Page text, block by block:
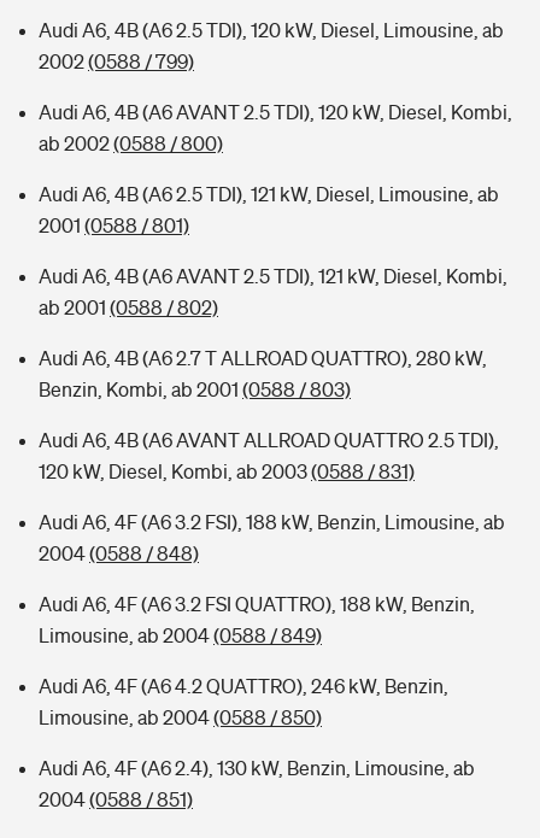
Audi A6, 4B (A6 2.5 TDI), 120 kW, Diesel, Limousine, ab
2002(0588 / 799)
Audi A6, 4B (A6 AVANT 2.5 TDI), 120 kW, Diesel, Kombi,
ab 2002(0588 / 800)
Audi A6, 4B (A6 2.5 TDI), 121 kW, Diesel, Limousine, ab
2001 (0588 / 801)
Audi A6, 4B (A6 AVANT 2.5 TDI), 121 kW, Diesel, Kombi,
ab 2001 (0588 / 802)
Audi A6, 4B (A6 2.7 T ALLROAD QUATTRO), 280 kW,
Benzin, Kombi, ab 2001 (0588 / 803)
Audi A6, 4B (A6 AVANT ALLROAD QUATTRO 2.5 TDI),
120 kW, Diesel, Kombi, ab 2003(0588 / 831)
Audi A6, 4F (A6 3.2 FSI), 188 kW, Benzin, Limousine, ab
2004(0588 / 848)
Audi A6, 4F (A6 3.2 FSI QUATTRO), 188 kW, Benzin,
Limousine, ab 2004(0588 / 849)
Audi A6, 4F (A6 4.2 QUATTRO), 246 kW, Benzin,
Limousine, ab 2004(0588 / 850)
Audi A6, 4F (A6 2.4), 130 kW, Benzin, Limousine, ab
2004(0588 / 851)